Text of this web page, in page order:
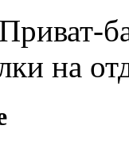
на